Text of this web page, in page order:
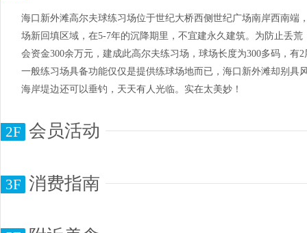
海口新外滩高尔夫球练习场位于世纪大桥西侧世纪广场南岸西南
场新回填区域，在5-7年的沉降期里，不宜建永久建筑。为防止丢
会资金300余万元，建成此高尔夫练习场，球场长度为300多码，有
一般练习场具备功能仅仅是提供练球场地而已，海口新外滩却别具
海岸堤边还可以垂钓，天天有人光临。实在太美妙！
2F 会员活动
3F 消费指南